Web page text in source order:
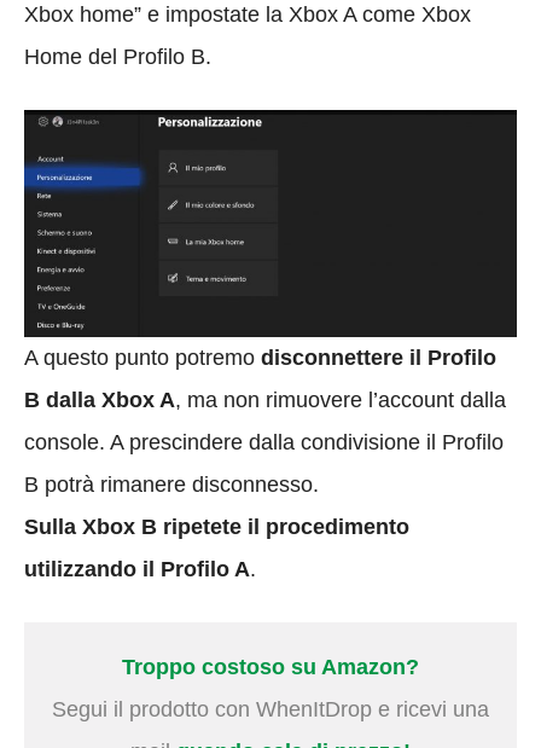
Xbox home” e impostate la Xbox A come Xbox
Home del Profilo B.
A questo punto potremo disconnettere il Profilo
B dalla Xbox A, ma non rimuovere l’account dalla
console. A prescindere dalla condivisione il Profilo
B potrà rimanere disconnesso.
Sulla Xbox B ripetete il procedimento
utilizzando il Profilo A.
Troppo costoso su Amazon?
Segui il prodotto con WhenItDrop e ricevi una